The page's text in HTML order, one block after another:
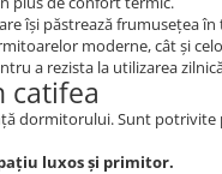
își păstrează frumusețea în
moderne, cât și
a rezista la utilizarea
catifea
dormitorului. Sunt
luxos și primitor.